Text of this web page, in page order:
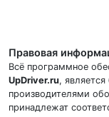
Правовая
Всё программное
UpDriver.ru,
производителями
принадлежат